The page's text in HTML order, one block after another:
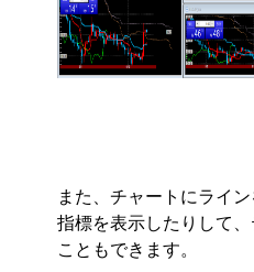
また、チャートにライ
指標を表示したりして
こともできます。